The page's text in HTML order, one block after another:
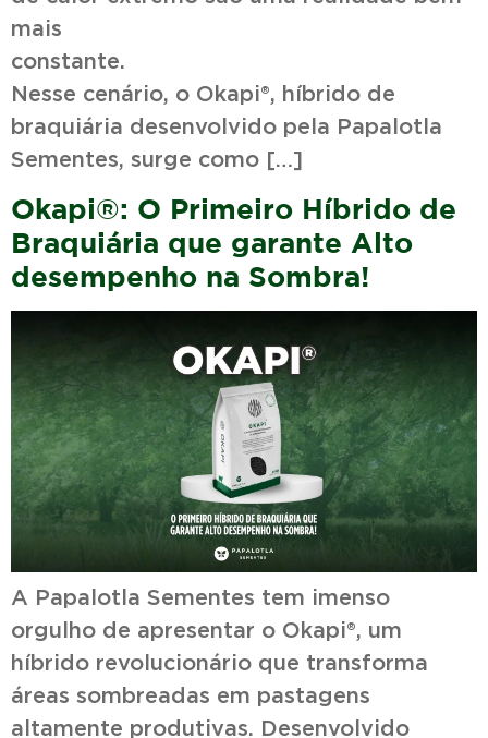
mais
Nesse cenário, o Okapi®, híbrido de
braquiária desenvolvido pela Papalotla
Sementes, surge como […]
Okapi®: O Primeiro Híbrido de
Braquiária que garante Alto
desempenho na Sombra!
A Papalotla Sementes tem imenso
orgulho de apresentar o Okapi®, um
híbrido revolucionário que transforma
áreas sombreadas em pastagens
altamente produtivas. Desenvolvido